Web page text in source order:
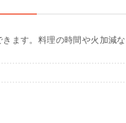
ます。料理の時間や火加減